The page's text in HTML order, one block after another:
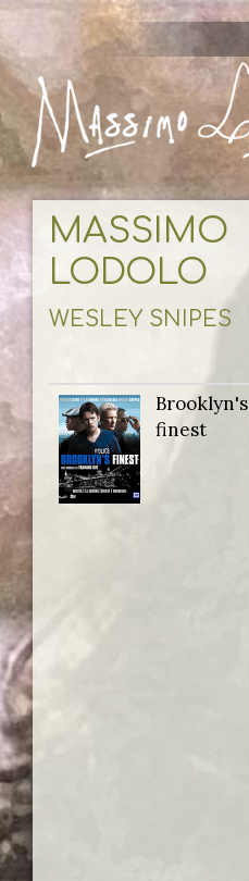
MASSIMO
LODOLO
WESLEY SNIPES
Brooklyn's
finest